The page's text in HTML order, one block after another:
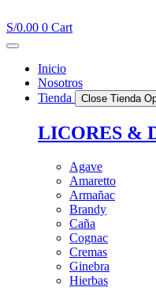
al
contenido
S/0.00 0 Cart
Inicio
Nosotros
Tienda
Close Tienda
LICORES &
Agave
Amaretto
Armañac
Brandy
Caña
Cognac
Cremas
Ginebra
Hierbas